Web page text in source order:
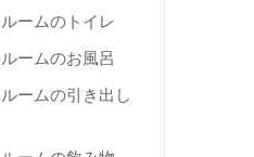
ームのトイレ
ームのお風呂
ームの引き出し